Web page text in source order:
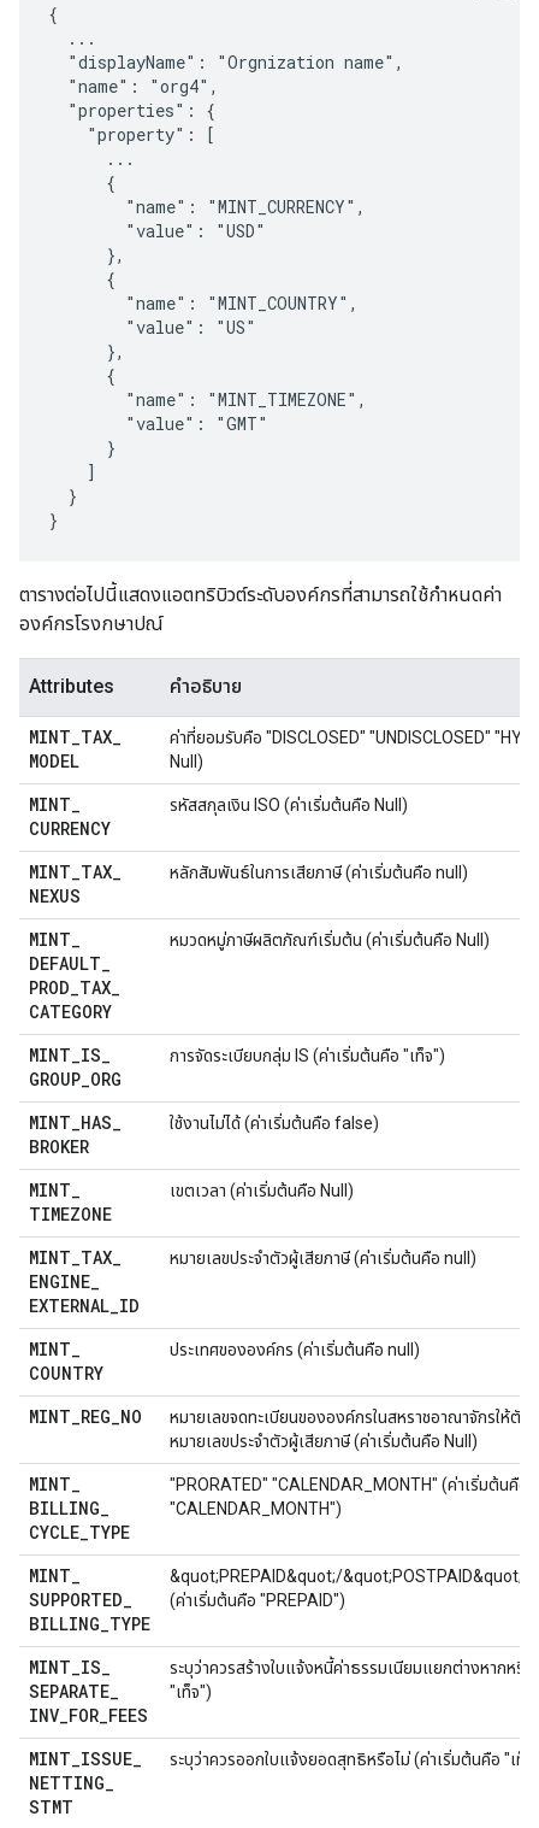
{
  ...
  "displayName": "Orgnization name",
  "name": "org4",
  "properties": {
    "property": [
      ...
      {
        "name": "MINT_CURRENCY",
        "value": "USD"
      },
      {
        "name": "MINT_COUNTRY",
        "value": "US"
      },
      {
        "name": "MINT_TIMEZONE",
        "value": "GMT"
      }
    ]
  }
}
ตารางต่อไปนี้แสดงแอตทริบิวต์ระดับองค์กรที่สามารถใช้กำหนดค่า
องค์กรโรงกษาปณ์
Attributes คำอธิบาย
MINT TAX
MODEL
ค่าที่ยอมรับคือ "DISCLOSED" "UNDISCLOSED"
Null)
MINT
CURRENCY
รหัสสกุลเงิน ISO (ค่าเริ่มต้นคือ Null)
MINT TAX
NEXUS
หลักสัมพันธ์ในการเสียภาษี (ค่าเริ่มต้นคือ null)
MINT
DEFAULT
PROD TAX
CATEGORY
หมวดหมู่ภาษีผลิตภัณฑ์เริ่มต้น (ค่าเริ่มต้นคือ Null)
MINT IS
GROUP ORG
การจัดระเบียบกลุ่ม IS (ค่าเริ่มต้นคือ "เท็จ")
MINT HAS
BROKER
ใช้งานไม่ได้ (ค่าเริ่มต้นคือ false)
MINT
TIMEZONE
เขตเวลา (ค่าเริ่มต้นคือ Null)
MINT TAX
ENGINE
EXTERNAL ID
หมายเลขประจำตัวผู้เสียภาษี (ค่าเริ่มต้นคือ null)
MINT
COUNTRY
ประเทศขององค์กร (ค่าเริ่มต้นคือ null)
MINT REG NO
หมายเลขจดทะเบียนขององค์กรในสหราชอาณาจักรให้ตัว
หมายเลขประจำตัวผู้เสียภาษี (ค่าเริ่มต้นคือ Null)
MINT
BILLING
CYCLE TYPE
"PRORATED" "CALENDAR_MONTH" (ค่าเริ่มต้นคือ
"CALENDAR_MONTH")
MINT
SUPPORTED
BILLING TYPE
&quot;PREPAID&quot;/&quot;POSTPAID&quot;/
(ค่าเริ่มต้นคือ "PREPAID")
MINT IS
SEPARATE
INV FOR FEES
ระบุว่าควรสร้างใบแจ้งหนี้ค่าธรรมเนียมแยกต่างหากหรือ
"เท็จ")
MINT ISSUE
NETTING
STMT
ระบุว่าควรออกใบแจ้งยอดสุทธิหรือไม่ (ค่าเริ่มต้นคือ "เท็จ